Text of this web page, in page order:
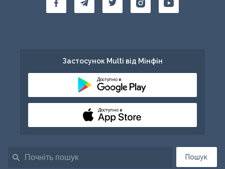
Пошук
Застосунок Multi від Мінфін
Доступно в
Доступно в